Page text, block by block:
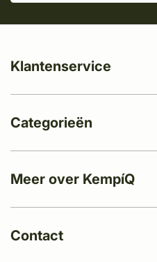
Meer over KempíQ
Klantenservice
Categorieën
Contact